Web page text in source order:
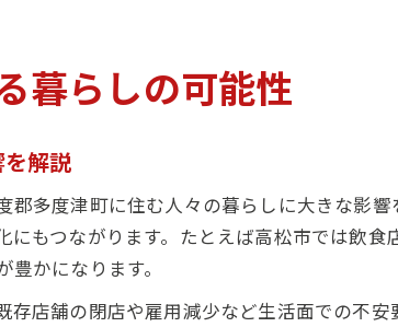
高松市の飲食市場動向から読み
飲食市場分析で知る高松市の強
多度津町の飲食市場が描く成長
商圏拡大が導く地域飲食の未来像
商圏拡大が地域の飲食市場をど
暮らしの可能性
解説
多度津町に住む人々の暮らしに大きな影
もつながります。たとえば高松市では飲
かになります。
店舗の閉店や雇用減少など生活面での不